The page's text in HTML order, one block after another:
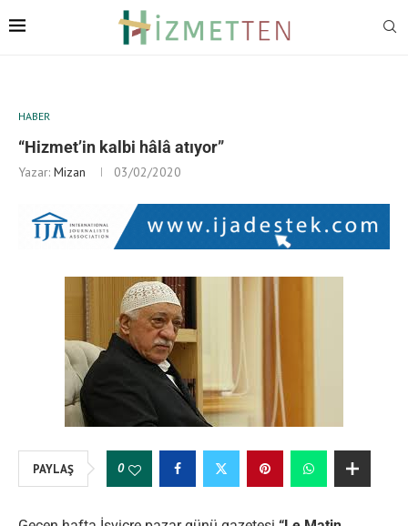
HABER
“Hizmet’in kalbi hâlâ atıyor”
Yazar: Mizan 03/02/2020
PAYLAŞ 0